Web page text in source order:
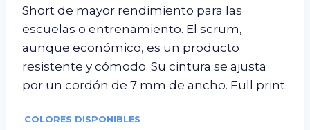
Short de mayor rendimiento para las
escuelas o entrenamiento. El scrum,
aunque económico, es un producto
resistente y cómodo. Su cintura se ajusta
por un cordón de 7 mm de ancho. Full print.
COLORES DISPONIBLES